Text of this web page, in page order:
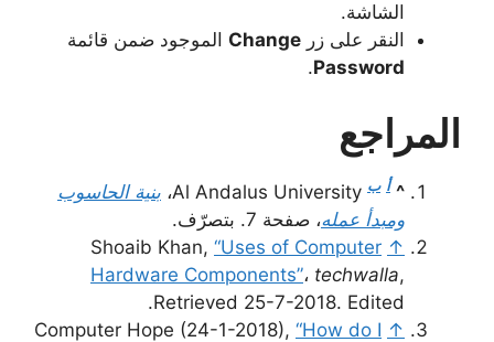
الشاشة.
النقر على زر Change الموجود ضمن قائمة
Password
.
المراجع
^ أ ب Al Andalus University، بنية الحاسوب
ومبدأ عمله، صفحة 7. بتصرّف.
↑
Shoaib Khan, “Uses of Computer
Hardware Components”، techwalla,
Retrieved 25-7-2018. Edited.
↑
Computer Hope (24-1-2018), “How do I